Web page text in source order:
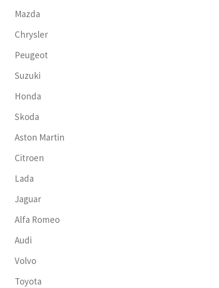
Mazda
Chrysler
Peugeot
Suzuki
Honda
Skoda
Aston Martin
Citroen
Lada
Jaguar
Alfa Romeo
Audi
Volvo
Toyota